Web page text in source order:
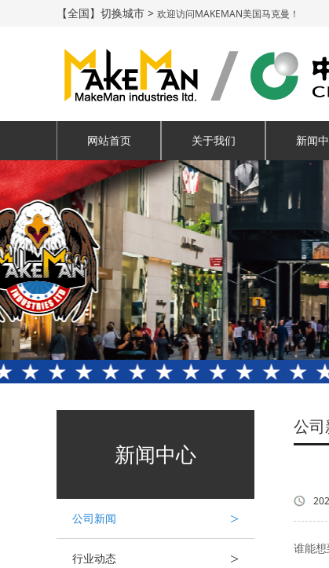
【全国】切换城市 > 欢迎访问MAKEMAN美国马克曼！
网站首页 关于我们 新闻
新闻中心
公司新闻 >
行业动态 >
公司
谁能想